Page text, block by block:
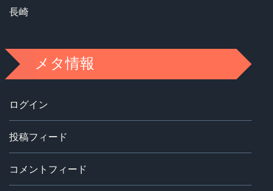
長崎
メタ情報
ログイン
投稿フィード
コメントフィード